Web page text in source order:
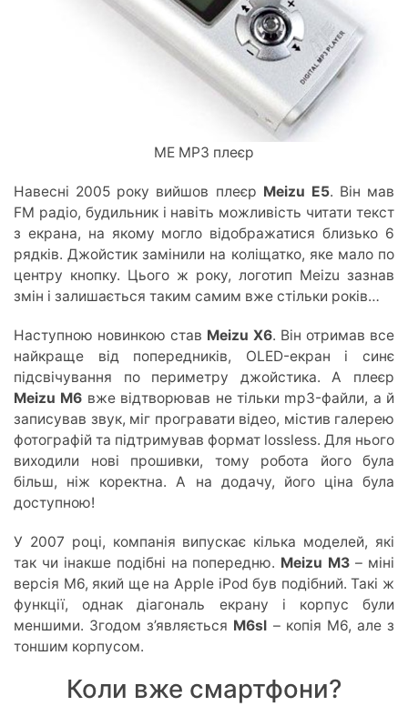
ME MP3 плеєр
Навесні 2005 року вийшов плеєр Meizu E5. Він мав
FM радіо, будильник і навіть можливість читати текст
з екрана, на якому могло відображатися близько 6
рядків. Джойстик замінили на коліщатко, яке мало по
центру кнопку. Цього ж року, логотип Meizu зазнав
змін і залишається таким самим вже стільки років…
Наступною новинкою став Meizu X6. Він отримав все
найкраще від попередників, OLED-екран і синє
підсвічування по периметру джойстика. А плеєр
Meizu M6 вже відтворював не тільки mp3-файли, а й
записував звук, міг програвати відео, містив галерею
фотографій та підтримував формат lossless. Для нього
виходили нові прошивки, тому робота його була
більш, ніж коректна. А на додачу, його ціна була
доступною!
У 2007 році, компанія випускає кілька моделей, які
так чи інакше подібні на попередню. Meizu M3 – міні
версія M6, який ще на Apple iPod був подібний. Такі ж
функції, однак діагональ екрану і корпус були
меншими. Згодом з’являється M6sl – копія M6, але з
тоншим корпусом.
Коли вже смартфони?